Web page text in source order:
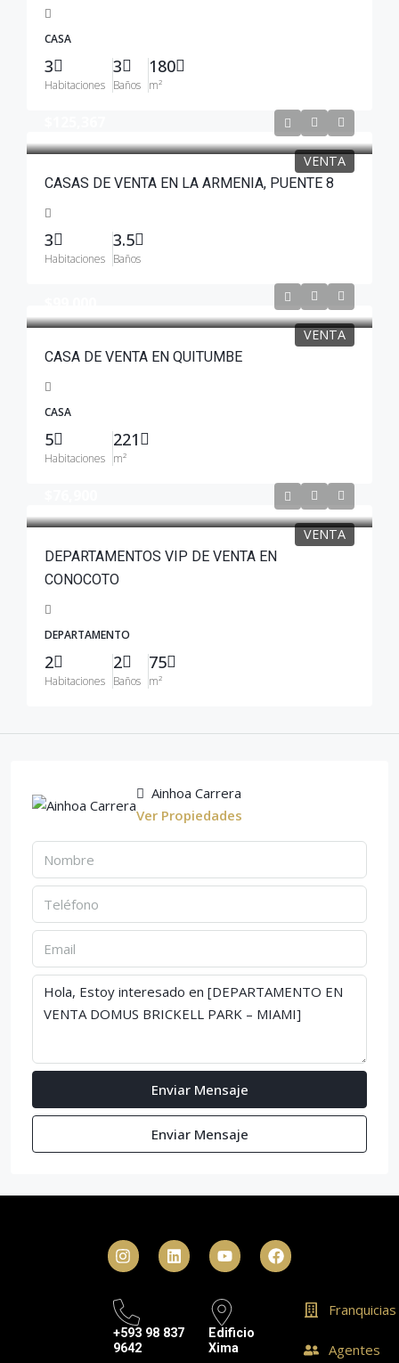
CASA
3
Habitaciones
3
Baños
180
m²
VENTA
CASAS DE VENTA EN LA ARMENIA, PUENTE 8
3
Habitaciones
3.5
Baños
VENTA
CASA DE VENTA EN QUITUMBE
CASA
5
Habitaciones
221
m²
VENTA
DEPARTAMENTOS VIP DE VENTA EN
CONOCOTO
DEPARTAMENTO
2
Habitaciones
2
Baños
75
m²
Ainhoa Carrera
Ver Propiedades
Enviar Mensaje
Enviar Mensaje
+593 98 837
9642
Edificio
Xima
Franquicias
Agentes